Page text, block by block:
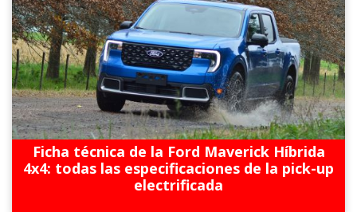
Ficha técnica de la Ford Maverick Híbrida
4x4: todas las especificaciones de la pick-up
electrificada